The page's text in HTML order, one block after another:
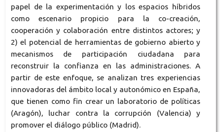
papel de la experimentación y los espacios híbridos
como escenario propicio para la co-creación,
cooperación y colaboración entre distintos actores; y
2) el potencial de herramientas de gobierno abierto y
mecanismos de participación ciudadana para
reconstruir la confianza en las administraciones. A
partir de este enfoque, se analizan tres experiencias
innovadoras del ámbito local y autonómico en España,
que tienen como fin crear un laboratorio de políticas
(Aragón), luchar contra la corrupción (Valencia) y
promover el diálogo público (Madrid).